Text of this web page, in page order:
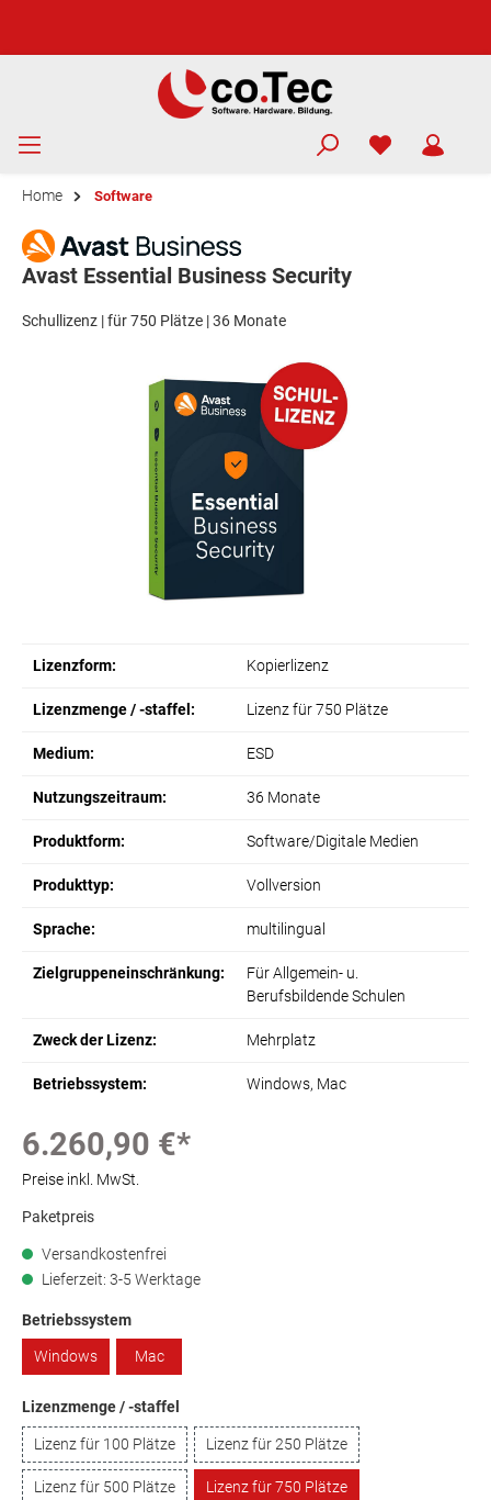
Home Software
Avast Essential Business Security
Schullizenz | für 750 Plätze | 36 Monate
Lizenzform: Kopierlizenz
Lizenzmenge / -staffel: Lizenz für 750 Plätze
Medium: ESD
Nutzungszeitraum: 36 Monate
Produktform: Software/Digitale Medien
Produkttyp: Vollversion
Sprache: multilingual
Zielgruppeneinschränkung:
Für Allgemein- u.
Berufsbildende Schulen
Zweck der Lizenz: Mehrplatz
Betriebssystem: Windows, Mac
6.260,90 €*
Preise inkl. MwSt.
Paketpreis
Versandkostenfrei
Lieferzeit: 3-5 Werktage
Betriebssystem
Windows
Mac
Lizenzmenge / -staffel
Lizenz für 100 Plätze
Lizenz für 250 Plätze
Lizenz für 500 Plätze Lizenz für 750 Plätze